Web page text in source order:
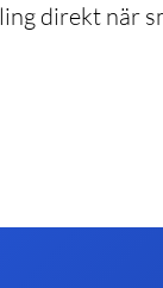
direkt när